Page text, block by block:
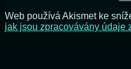
Web používá Akismet ke
jak jsou zpracovávány údaje